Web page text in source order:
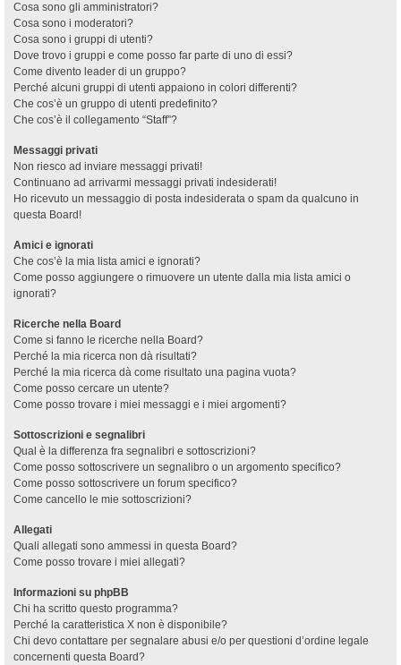
Cosa sono gli amministratori?
Cosa sono i moderatori?
Cosa sono i gruppi di utenti?
Dove trovo i gruppi e come posso far parte di uno di essi?
Come divento leader di un gruppo?
Perché alcuni gruppi di utenti appaiono in colori differenti?
Che cos’è un gruppo di utenti predefinito?
Che cos’è il collegamento “Staff”?
Messaggi privati
Non riesco ad inviare messaggi privati!
Continuano ad arrivarmi messaggi privati indesiderati!
Ho ricevuto un messaggio di posta indesiderata o spam da qualcuno in
questa Board!
Amici e ignorati
Che cos’è la mia lista amici e ignorati?
Come posso aggiungere o rimuovere un utente dalla mia lista amici o
ignorati?
Ricerche nella Board
Come si fanno le ricerche nella Board?
Perché la mia ricerca non dà risultati?
Perché la mia ricerca dà come risultato una pagina vuota?
Come posso cercare un utente?
Come posso trovare i miei messaggi e i miei argomenti?
Sottoscrizioni e segnalibri
Qual è la differenza fra segnalibri e sottoscrizioni?
Come posso sottoscrivere un segnalibro o un argomento specifico?
Come posso sottoscrivere un forum specifico?
Come cancello le mie sottoscrizioni?
Allegati
Quali allegati sono ammessi in questa Board?
Come posso trovare i miei allegati?
Informazioni su phpBB
Chi ha scritto questo programma?
Perché la caratteristica X non è disponibile?
Chi devo contattare per segnalare abusi e/o per questioni d’ordine legale
concernenti questa Board?